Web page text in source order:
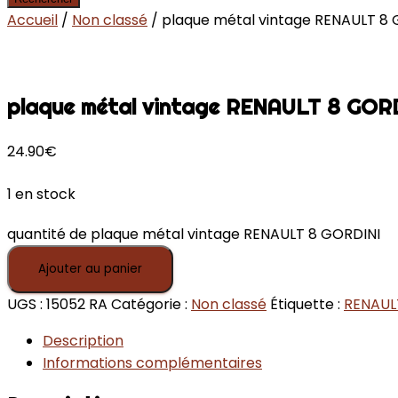
Accueil / Non classé / plaque métal vintage RENAULT 8
plaque métal vintage RENAULT 8
24.90€
1 en stock
quantité de plaque métal vintage RENAULT 8 GORDINI
Ajouter au panier
UGS : 15052 RA Catégorie : Non classé Étiquette :
Description
Informations complémentaires